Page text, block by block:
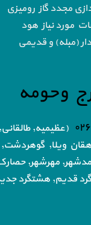
مجدد گاز رومیزی
مورد نیاز هود
(مبله) و قدیمی
وحومه
(عظیمیه,
ویلا, گوهردشت,
مهرشهر,
قدیم, هشتگرد